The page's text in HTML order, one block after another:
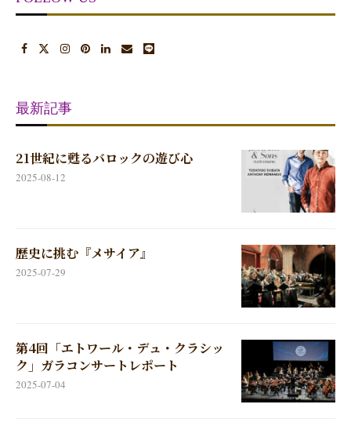
最新記事
21世紀に甦るバロックの遊び心
2025-08-12
歴史に挑む『メサイア』
2025-07-29
第4回「エトワール・デュ・クラシッ
ク」ガラコンサートレポート
2025-07-04